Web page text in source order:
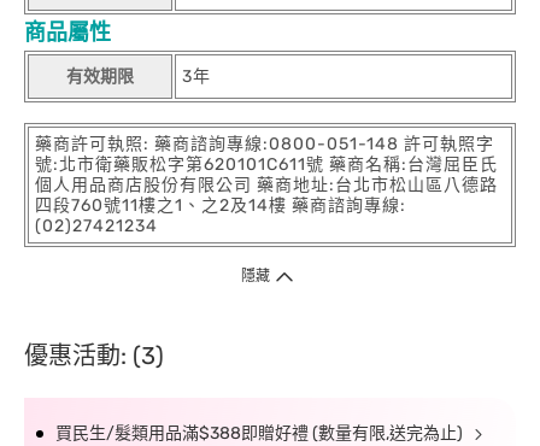
商品屬性
有效期限 3年
藥商許可執照: 藥商諮詢專線:0800-051-148 許可執照字
號:北市衛藥販松字第620101C611號 藥商名稱:台灣屈臣氏
個人用品商店股份有限公司 藥商地址:台北市松山區八德路
四段760號11樓之1、之2及14樓 藥商諮詢專線:
(02)27421234
隱藏
優惠活動: (3)
買民生/髮類用品滿$388即贈好禮 (數量有限,送完為止)